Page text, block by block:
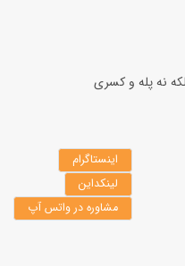
اینستاگرام
لینکداین
مشاوره در واتس آپ